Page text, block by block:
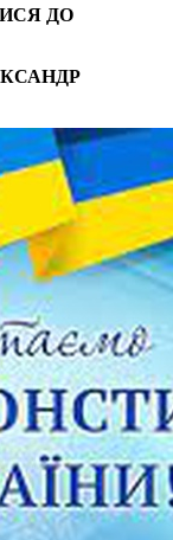
ДО